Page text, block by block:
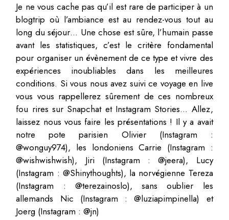
Je ne vous cache pas qu’il est rare de participer à un
blogtrip où l’ambiance est au rendez-vous tout au
long du séjour… Une chose est sûre, l’humain passe
avant les statistiques, c’est le critère fondamental
pour organiser un évènement de ce type et vivre des
expériences inoubliables dans les meilleures
conditions. Si vous nous avez suivi ce voyage en live
vous vous rappellerez sûrement de ces nombreux
fou rires sur Snapchat et Instagram Stories… Allez,
laissez nous vous faire les présentations ! Il y a avait
notre pote parisien Olivier (Instagram :
@wonguy974), les londoniens Carrie (Instagram :
@wishwishwish), Jiri (Instagram : @jeera), Lucy
(Instagram : @Shinythoughts), la norvégienne Tereza
(Instagram : @terezainoslo), sans oublier les
allemands Nic (Instagram : @luziapimpinella) et
Joerg (Instagram : @jn)